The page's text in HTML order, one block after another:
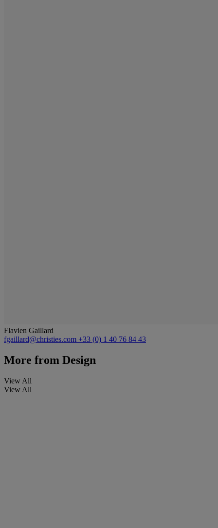
Flavien Gaillard
fgaillard@christies.com +33 (0) 1 40 76 84 43
More from Design
View All
View All